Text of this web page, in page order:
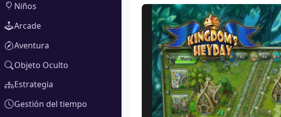
Niños
Arcade
Aventura
Objeto Oculto
Estrategia
Gestión del tiempo